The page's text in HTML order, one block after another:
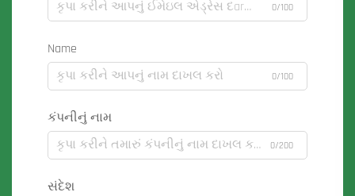
0/100
Name
0/100
કંપનીનું નામ
0/200
સંદેશ